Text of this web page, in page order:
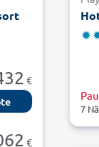
€
€
7